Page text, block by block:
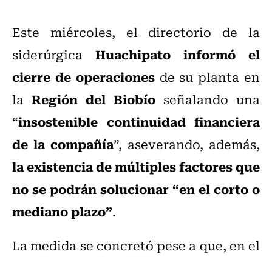
Este miércoles, el directorio de la
siderúrgica Huachipato
informó el
cierre de operacionesde su planta en
la Región del Biobío señalando una
“insostenible continuidad financiera
de la compañía”, aseverando, además,
la existencia de múltiples factores que
no se podrán solucionar “en el corto o
mediano plazo”.
La medida se concretó pese a que, en el